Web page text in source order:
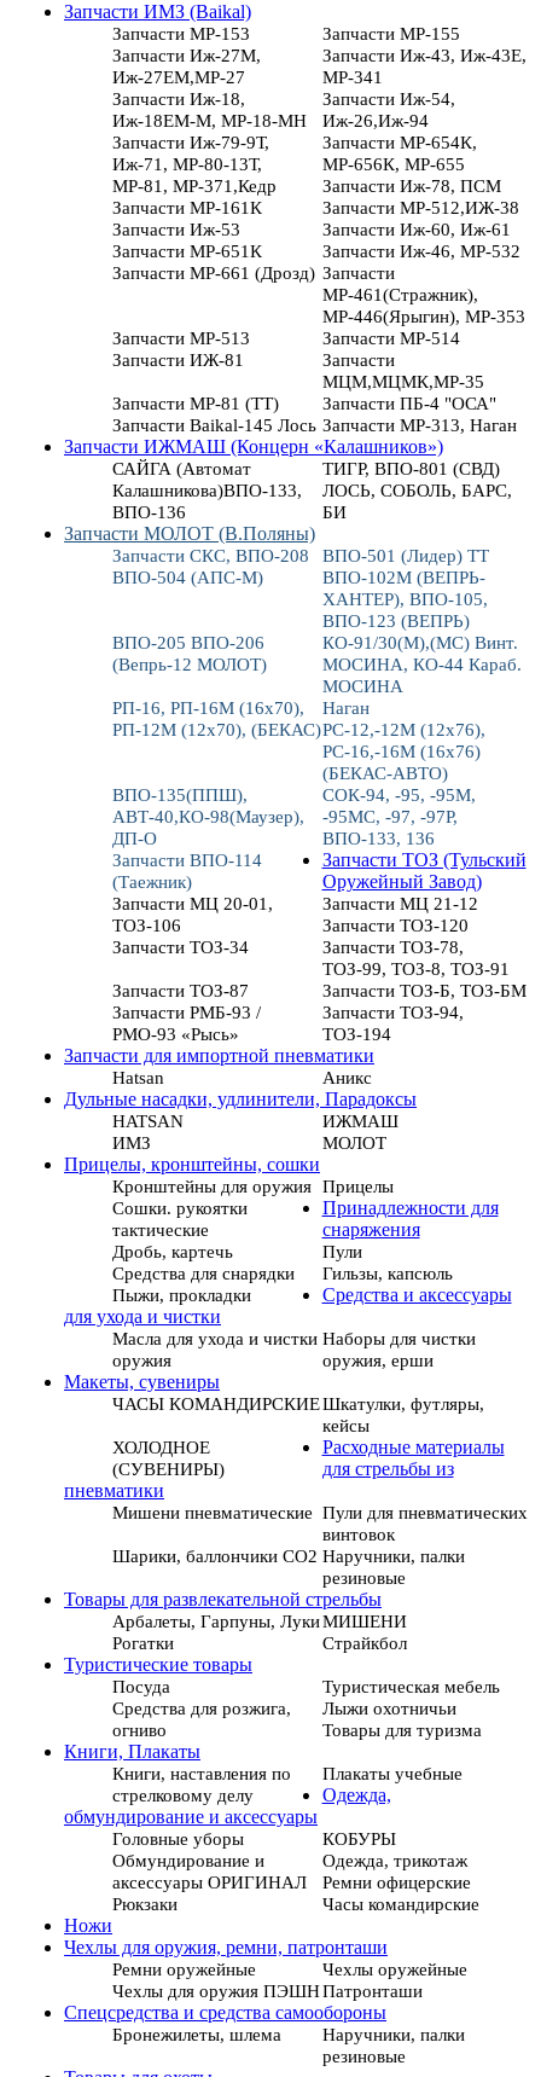
Запчасти ИМЗ (Baikal)
Запчасти МР-153
Запчасти МР-155
Запчасти Иж-27М,
Иж-27ЕМ,МР-27
Запчасти Иж-43, Иж-43Е,
МР-341
Запчасти Иж-18,
Иж-18ЕМ-М, МР-18-МН
Запчасти Иж-54,
Иж-26,Иж-94
Запчасти Иж-79-9Т,
Иж-71, МР-80-13Т,
МР-81, МР-371,Кедр
Запчасти МР-654К,
МР-656К, МР-655
Запчасти Иж-78, ПСМ
Запчасти МР-161К
Запчасти МР-512,ИЖ-38
Запчасти Иж-53
Запчасти Иж-60, Иж-61
Запчасти МР-651К
Запчасти Иж-46, МР-532
Запчасти МР-661 (Дрозд) Запчасти
МР-461(Стражник),
МР-446(Ярыгин), МР-353
Запчасти МР-513
Запчасти МР-514
Запчасти ИЖ-81
Запчасти
МЦМ,МЦМК,МР-35
Запчасти МР-81 (ТТ)
Запчасти ПБ-4 "ОСА"
Запчасти Baikal-145 Лось Запчасти МР-313, Наган
Запчасти ИЖМАШ (Концерн «Калашников»)
САЙГА (Автомат
Калашникова)ВПО-133,
ВПО-136
ТИГР, ВПО-801 (СВД)
ЛОСЬ, СОБОЛЬ, БАРС,
БИ
Запчасти МОЛОТ (В.Поляны)
Запчасти СКС, ВПО-208
ВПО-501 (Лидер) ТТ
ВПО-504 (АПС-М)
ВПО-102М (ВЕПРЬ-
ХАНТЕР), ВПО-105,
ВПО-123 (ВЕПРЬ)
ВПО-205 ВПО-206
(Вепрь-12 МОЛОТ)
КО-91/30(М),(МС) Винт.
МОСИНА, КО-44 Караб.
МОСИНА
РП-16, РП-16М (16х70),
РП-12М (12х70), (БЕКАС)
Наган
РС-12,-12М (12х76),
РС-16,-16М (16х76)
(БЕКАС-АВТО)
ВПО-135(ППШ),
АВТ-40,КО-98(Маузер),
ДП-О
СОК-94, -95, -95М,
-95МС, -97, -97Р,
ВПО-133, 136
Запчасти ВПО-114
(Таежник)
Запчасти ТОЗ (Тульский
Оружейный Завод)
Запчасти МЦ 20-01,
ТОЗ-106
Запчасти МЦ 21-12
Запчасти ТОЗ-120
Запчасти ТОЗ-34
Запчасти ТОЗ-78,
ТОЗ-99, ТОЗ-8, ТОЗ-91
Запчасти ТОЗ-87
Запчасти ТОЗ-Б, ТОЗ-БМ
Запчасти РМБ-93 /
РМО-93 «Рысь»
Запчасти ТОЗ-94,
ТОЗ-194
Запчасти для импортной пневматики
Hatsan
Аникс
Дульные насадки, удлинители, Парадоксы
HATSAN
ИЖМАШ
ИМЗ
МОЛОТ
Прицелы, кронштейны, сошки
Кронштейны для оружия Прицелы
Сошки. рукоятки
тактические
Принадлежности для
снаряжения
Дробь, картечь
Пули
Средства для снарядки
Гильзы, капсюль
Пыжи, прокладки
Средства и аксессуары
для ухода и чистки
Масла для ухода и чистки
оружия
Наборы для чистки
оружия, ерши
Макеты, сувениры
ЧАСЫ КОМАНДИРСКИЕШкатулки, футляры,
кейсы
ХОЛОДНОЕ
(СУВЕНИРЫ)
Расходные материалы
для стрельбы из
пневматики
Мишени пневматические Пули для пневматических
винтовок
Шарики, баллончики СО2 Наручники, палки
резиновые
Товары для развлекательной стрельбы
Арбалеты, Гарпуны, ЛукиМИШЕНИ
Рогатки
Страйкбол
Туристические товары
Посуда
Туристическая мебель
Средства для розжига,
огниво
Лыжи охотничьи
Товары для туризма
Книги, Плакаты
Книги, наставления по
стрелковому делу
Плакаты учебные
Одежда,
обмундирование и аксессуары
Головные уборы
КОБУРЫ
Обмундирование и
аксессуары ОРИГИНАЛ
Одежда, трикотаж
Ремни офицерские
Рюкзаки
Часы командирские
Ножи
Чехлы для оружия, ремни, патронташи
Ремни оружейные
Чехлы оружейные
Чехлы для оружия ПЭШНПатронташи
Спецсредства и средства самообороны
Бронежилеты, шлема
Наручники, палки
резиновые